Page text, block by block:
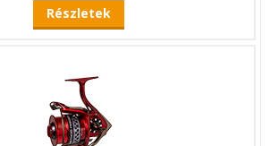
Részletek